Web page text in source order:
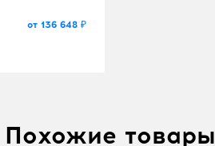
от 136 648 ₽
Похожие товары